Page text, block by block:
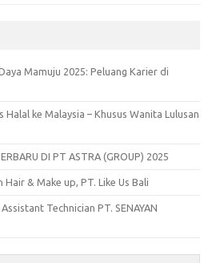
Mamuju 2025: Peluang Karier di
ke Malaysia – Khusus Wanita Lulusan
DI PT ASTRA (GROUP) 2025
& Make up, PT. Like Us Bali
Technician PT. SENAYAN